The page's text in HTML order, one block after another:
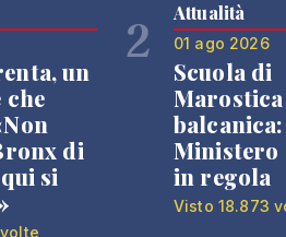
un
di
si
2 Attualità
01 ago 2026
Scuola di
Ministero
in regola
Visto 18.873